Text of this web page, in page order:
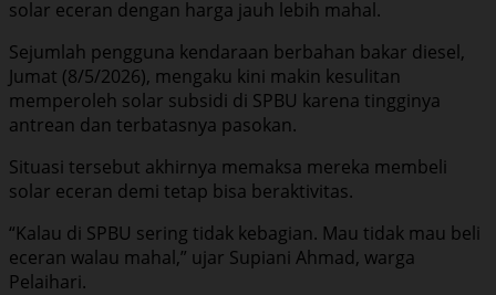
solar eceran dengan harga jauh lebih mahal.
Sejumlah pengguna kendaraan berbahan bakar diesel,
Jumat (8/5/2026), mengaku kini makin kesulitan
memperoleh solar subsidi di SPBU karena tingginya
antrean dan terbatasnya pasokan.
Situasi tersebut akhirnya memaksa mereka membeli
solar eceran demi tetap bisa beraktivitas.
“Kalau di SPBU sering tidak kebagian. Mau tidak mau beli
eceran walau mahal,” ujar Supiani Ahmad, warga
Pelaihari.